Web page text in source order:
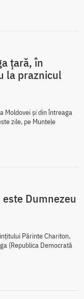
țară, în
la praznicul
Moldovei și din întreaga
zile, pe Muntele
Dumnezeu
Părinte Chariton,
(Republica Democrată